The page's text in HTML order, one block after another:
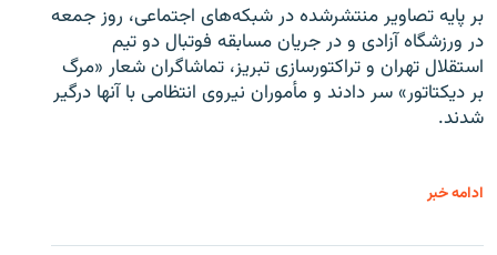
بر پایه تصاویر منتشرشده در شبکه‌های اجتماعی، روز جمعه
در ورزشگاه آزادی و در جریان مسابقه فوتبال دو تیم
استقلال تهران و تراکتورسازی تبریز، تماشاگران شعار «مرگ
بر دیکتاتور» سر دادند و مأموران نیروی انتظامی با آنها درگیر
شدند.
ادامه خبر